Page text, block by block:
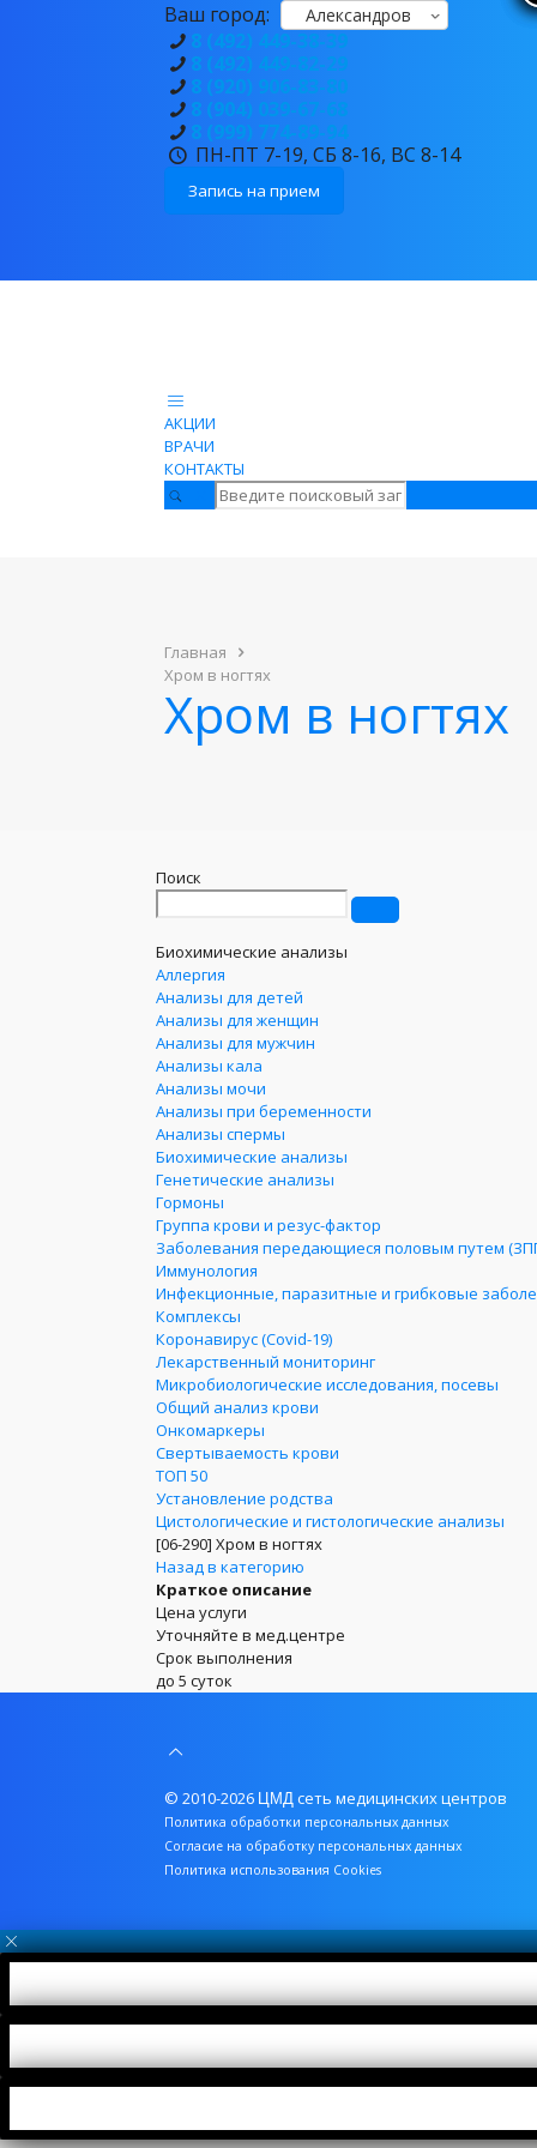
Ваш город: Александров
8 (492) 449-38-39
8 (492) 449-82-29
8 (920) 906-83-80
8 (904) 039-67-68
8 (999) 774-89-94
ПН-ПТ 7-19, СБ 8-16, ВС 8-14
Запись на прием
АКЦИИ
ВРАЧИ
КОНТАКТЫ
Главная
Хром в ногтях
Хром в ногтях
Поиск
Биохимические анализы
Аллергия
Анализы для детей
Анализы для женщин
Анализы для мужчин
Анализы кала
Анализы мочи
Анализы при беременности
Анализы спермы
Биохимические анализы
Генетические анализы
Гормоны
Группа крови и резус-фактор
Заболевания передающиеся половым путем
Иммунология
Инфекционные, паразитные и грибковые
Комплексы
Коронавирус (Covid-19)
Лекарственный мониторинг
Микробиологические исследования, посевы
Общий анализ крови
Онкомаркеры
Свертываемость крови
ТОП 50
Установление родства
Цистологические и гистологические анализы
[06-290] Хром в ногтях
Назад в категорию
Краткое описание
Цена услуги
Уточняйте в мед.центре
Срок выполнения
до 5 суток
© 2010-2026 ЦМД сеть медицинских центров
Политика обработки персональных данных
Согласие на обработку персональных данных
Политика использования Cookies